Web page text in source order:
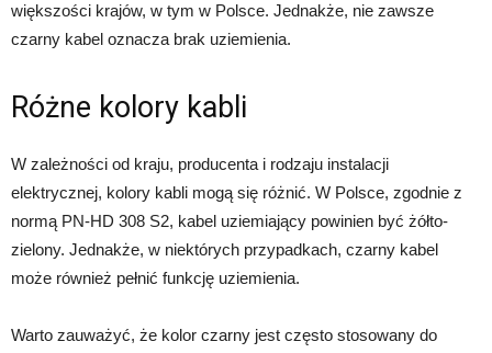
większości krajów, w tym w Polsce. Jednakże, nie zawsze
czarny kabel oznacza brak uziemienia.
Różne kolory kabli
W zależności od kraju, producenta i rodzaju instalacji
elektrycznej, kolory kabli mogą się różnić. W Polsce, zgodnie z
normą PN-HD 308 S2, kabel uziemiający powinien być żółto-
zielony. Jednakże, w niektórych przypadkach, czarny kabel
może również pełnić funkcję uziemienia.
Warto zauważyć, że kolor czarny jest często stosowany do